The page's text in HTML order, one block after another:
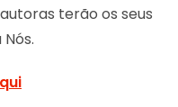
terão os seus